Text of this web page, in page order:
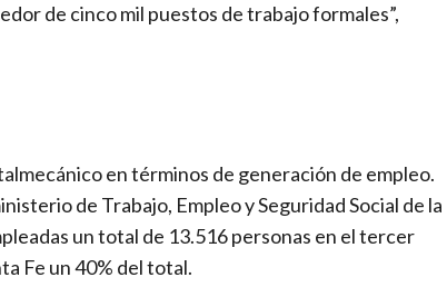
de cinco mil puestos de trabajo formales”,
en términos de generación de empleo.
de Trabajo, Empleo y Seguridad Social de la
un total de 13.516 personas en el tercer
Fe un 40% del total.